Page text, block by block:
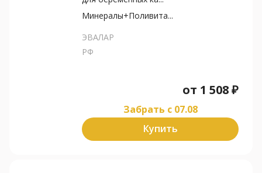
Минералы+Поливита...
ЭВАЛАР
РФ
от 1 508₽
Забрать c 07.08
Купить